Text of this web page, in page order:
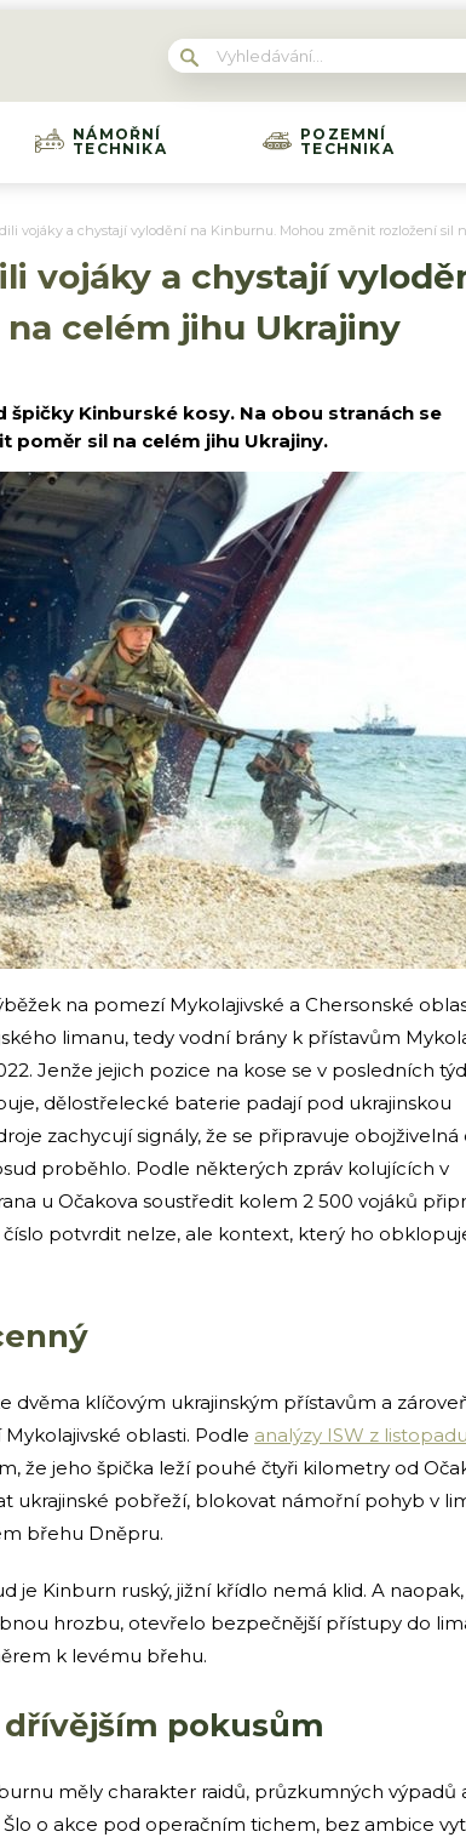
NÁMOŘNÍ
TECHNIKA
POZEMNÍ
TECHNIKA
vojáky a chystají vylodění na Kinburnu. Mohou změnit rozložení sil
vojáky a chystají
celém jihu Ukrajiny
Kinburské kosy. Na obou stranách se
poměr sil na celém jihu Ukrajiny.
na pomezí Mykolajivské a Chersonské
limanu, tedy vodní brány k přístavům
Jenže jejich pozice na kose se v posledních
dělostřelecké baterie padají pod ukrajinskou
zachycují signály, že se připravuje obojživelná
proběhlo. Podle některých zpráv kolujících v
u Očakova soustředit kolem 2 500 vojáků
potvrdit nelze, ale kontext, který ho
dvěma klíčovým ukrajinským přístavům a
oblasti. Podle analýzy ISW z
že jeho špička leží pouhé čtyři kilometry od
ukrajinské pobřeží, blokovat námořní pohyb v
břehu Dněpru.
je Kinburn ruský, jižní křídlo nemá klid. A
hrozbu, otevřelo bezpečnější přístupy do
k levému břehu.
pokusům
měly charakter raidů, průzkumných výpadů
o akce pod operačním tichem, bez ambice